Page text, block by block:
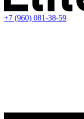
+7 (960) 081-38-59